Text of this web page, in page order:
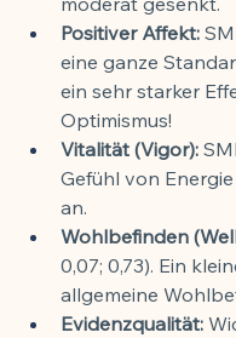
Positiver Affekt:
eine ganze
ein sehr starker
Optimismus!
Vitalität (Vigor):
Gefühl von
an.
Wohlbefinden
0,07; 0,73). Ein
allgemeine
Evidenzqualität: